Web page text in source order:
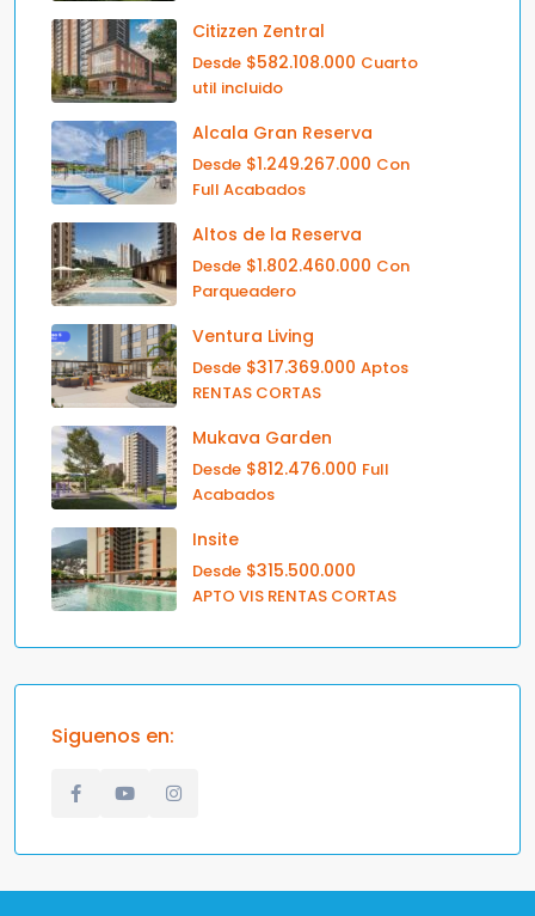
Citizzen Zentral
Desde $582.108.000 Cuarto
util incluido
Alcala Gran Reserva
Desde $1.249.267.000 Con
Full Acabados
Altos de la Reserva
Desde $1.802.460.000 Con
Parqueadero
Ventura Living
Desde $317.369.000 Aptos
RENTAS CORTAS
Mukava Garden
Desde $812.476.000 Full
Acabados
Insite
Desde $315.500.000
APTO VIS RENTAS CORTAS
Siguenos en: